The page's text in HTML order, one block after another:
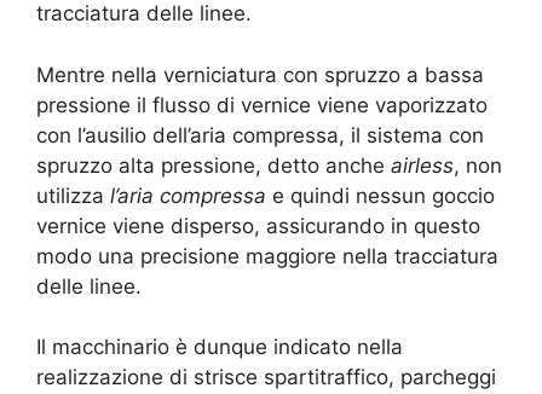
tracciatura delle linee.
Mentre nella verniciatura con spruzzo a bassa
pressione il flusso di vernice viene vaporizzato
con l’ausilio dell’aria compressa, il sistema con
spruzzo alta pressione, detto anche airless, non
utilizza l’aria compressa e quindi nessun goccio
vernice viene disperso, assicurando in questo
modo una precisione maggiore nella tracciatura
delle linee.
Il macchinario è dunque indicato nella
realizzazione di strisce spartitraffico, parcheggi